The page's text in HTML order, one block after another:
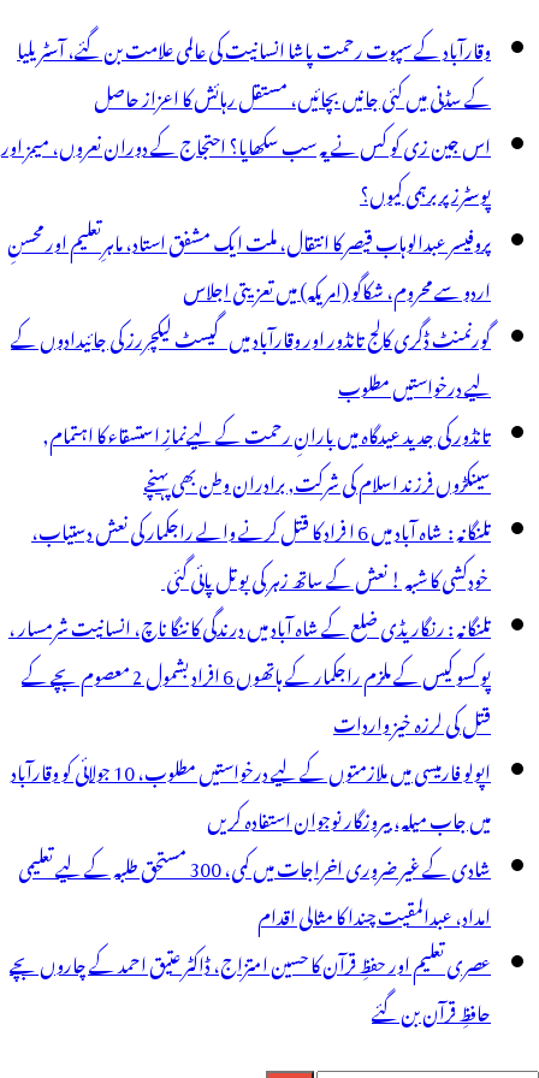
وقارآباد
خطاب
وقارآباد کے سپوت رحمت پاشا انسانیت کی عالمی علامت بن گئے، آسٹریلیا
کے سڈنی میں کئی جانیں بچائیں، مستقل رہائش کا اعزاز حاصل
اس جین زی کو کس نے یہ سب سکھایا؟ احتجاج کے دوران نعروں، میمز اور
پوسٹرز پر برہمی کیوں؟
پروفیسر عبدالوہاب قیصر کا انتقال، ملت ایک مشفق استاد، ماہرِتعلیم اور محسنِ
اردو سے محروم، شکاگو (امریکہ) میں تعزیتی اجلاس
گورنمنٹ ڈگری کالج تانڈور اور وقارآباد میں گیسٹ لیکچررز کی جائیدادوں کے
لیے درخواستیں مطلوب
تانڈور کی جدید عیدگاہ میں بارانِ رحمت کے لیےنمازِ استسقاء کا اہتمام,
سینکڑوں فرزند اسلام کی شرکت, برادران وطن بھی پہنچے
تلنگانہ : شاہ آباد میں 6 ا فراد کا قتل کرنے والے راجکمار کی نعش دستیاب،
خودکشی کا شبہ ! نعش کے ساتھ زہر کی بوتل پائی گئی
تلنگانہ : رنگاریڈی ضلع کے شاہ آباد میں درندگی کا ننگا ناچ، انسانیت شرمسار ،
پو کسو کیس کے ملزم راجکمار کے ہاتھوں 6 افراد بشمول 2 معصوم بچے کے
قتل کی لرزہ خیز واردات
اپولو فارمیسی میں ملازمتوں کے لیے درخواستیں مطلوب، 10 جولائی کو وقارآباد
میں جاب میلہ، بیروزگار نوجوان استفادہ کریں
شادی کے غیر ضروری اخراجات میں کمی، 300 مستحق طلبہ کے لیے تعلیمی
امداد، عبدالمقیت چندا کا مثالی اقدام
عصری تعلیم اور حفظِ قرآن کا حسین امتزاج، ڈاکٹر عتیق احمد کے چاروں بچے
حافظِ قرآن بن گئے